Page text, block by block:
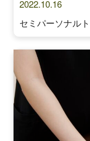
2022.10.16
セミパーソナル